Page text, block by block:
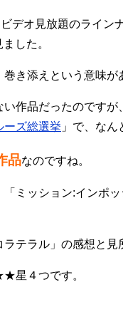
デオ見放題のライン
ました。
き添えという意味が
作品だったのですが
ズ総選挙 」で、なん
品なのですね。
ミッション:インポ
テラル」の感想と見
４つです。